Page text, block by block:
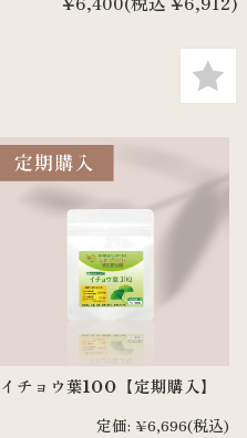
イチョウ葉100【定期購入】
定価: ¥6,696(税込)